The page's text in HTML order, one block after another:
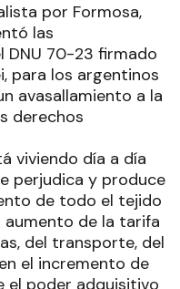
por Formosa,
las
DNU 70-23 firmado
para los argentinos
avasallamiento a la
derechos
viviendo día a día
perjudica y produce
de todo el tejido
de la tarifa
del transporte, del
el incremento de